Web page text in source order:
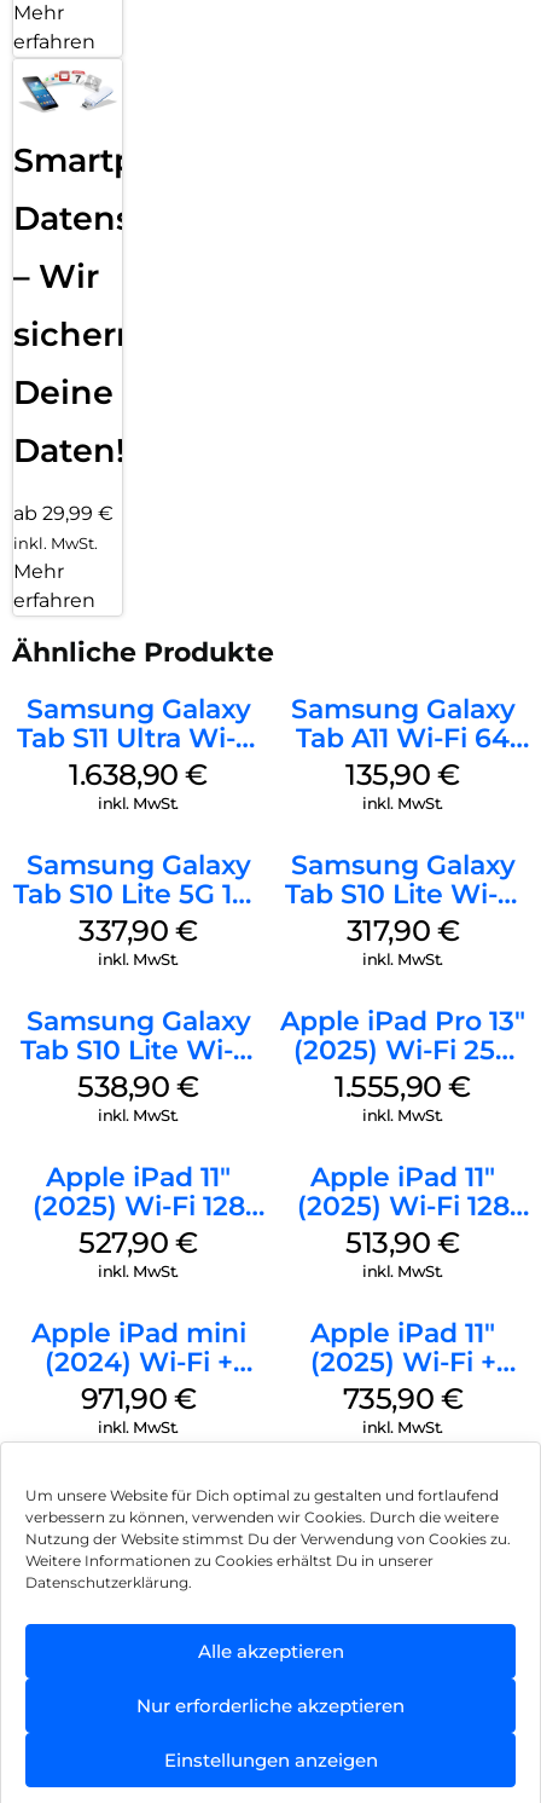
Um unsere Website für Dich optimal zu gestalten und fortlaufend
verbessern zu können, verwenden wir Cookies. Durch die weitere
Nutzung der Website stimmst Du der Verwendung von Cookies zu.
Weitere Informationen zu Cookies erhältst Du in unserer
Datenschutzerklärung.
Alle akzeptieren
Nur erforderliche akzeptieren
Einstellungen anzeigen
Mehr
erfahren
Smartphone
Datensicherung
– Wir
sichern
Deine
Daten!
ab 29,99 €
inkl. MwSt.
Mehr
erfahren
Ähnliche Produkte
Samsung Galaxy
Tab S11 Ultra Wi-Fi
512 GB Gray
1.638,90€
inkl. MwSt.
Samsung Galaxy
Tab A11 Wi-Fi 64
GB Silver
135,90€
inkl. MwSt.
Samsung Galaxy
Tab S10 Lite 5G 128
GB Gray
337,90€
inkl. MwSt.
Samsung Galaxy
Tab S10 Lite Wi-Fi
128 GB Gray
317,90 €
inkl. MwSt.
Samsung Galaxy
Tab S10 Lite Wi-Fi
256 GB Gray
538,90€
inkl. MwSt.
Apple iPad Pro 13″
(2025) Wi-Fi 256
GB Standardglas
Space Schwarz
1.555,90€
inkl. MwSt.
Apple iPad 11″
(2025) Wi-Fi 128
GB Pink
527,90€
inkl. MwSt.
Apple iPad 11″
(2025) Wi-Fi 128
GB Silber
513,90€
inkl. MwSt.
Apple iPad mini
(2024) Wi-Fi +
Cellular 128 GB
Space Grau
971,90 €
inkl. MwSt.
Apple iPad 11″
(2025) Wi-Fi +
Cellular 128 GB
Silber
735,90 €
inkl. MwSt.
Impressum
Hinweis zur Batterieentsorgung
Newsletter